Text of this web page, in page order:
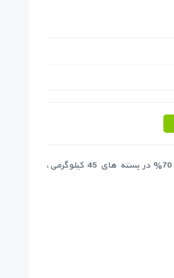
پودر کلر STAR-CHLON با درصد خلوص 70% در بسته های 45 کیلوگرمی،